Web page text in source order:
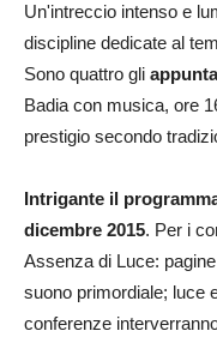
Un'intreccio intenso e
discipline dedicate al
Sono quattro gli
Badia con musica, ore
prestigio secondo
Intrigante il
dicembre 2015. Per i
Assenza di Luce:
suono primordiale; luce
conferenze